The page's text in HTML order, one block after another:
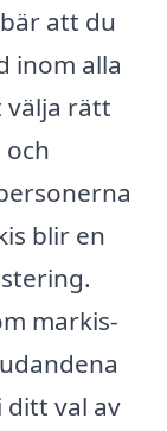
att du
inom alla
välja rätt
blir en
markis-
ditt val av